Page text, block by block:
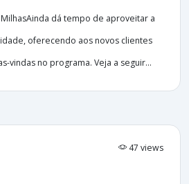
dá tempo de aproveitar a
oferecendo aos novos clientes
vindas no programa. Veja a seguir...
47 views